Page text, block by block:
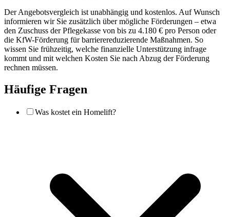
Der Angebotsvergleich ist unabhängig und kostenlos. Auf Wunsch
informieren wir Sie zusätzlich über mögliche Förderungen – etwa
den Zuschuss der Pflegekasse von bis zu 4.180 € pro Person oder
die KfW-Förderung für barrierereduzierende Maßnahmen. So
wissen Sie frühzeitig, welche finanzielle Unterstützung infrage
kommt und mit welchen Kosten Sie nach Abzug der Förderung
rechnen müssen.
Häufige Fragen
Was kostet ein Homelift?